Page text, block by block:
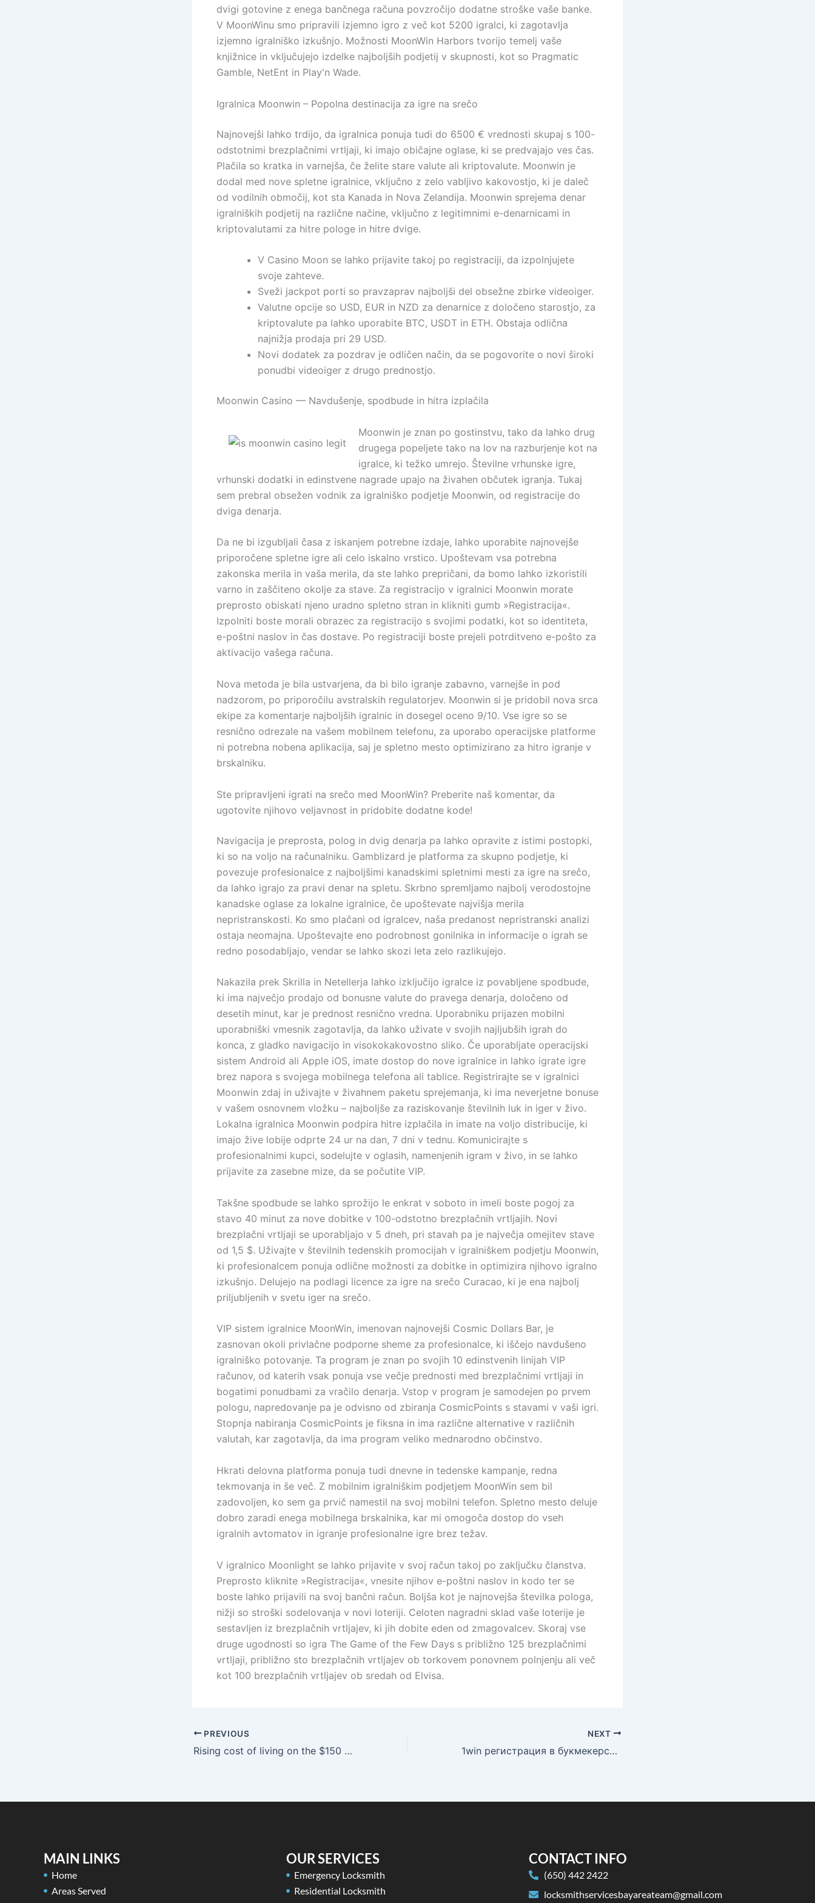
dvigi gotovine z enega bančnega računa povzročijo dodatne stroške vaše banke.
V MoonWinu smo pripravili izjemno igro z več kot 5200 igralci, ki zagotavlja
izjemno igralniško izkušnjo. Možnosti MoonWin Harbors tvorijo temelj vaše
knjižnice in vključujejo izdelke najboljših podjetij v skupnosti, kot so Pragmatic
Gamble, NetEnt in Play'n Wade.
Igralnica Moonwin – Popolna destinacija za igre na srečo
Najnovejši lahko trdijo, da igralnica ponuja tudi do 6500 € vrednosti skupaj s 100-
odstotnimi brezplačnimi vrtljaji, ki imajo običajne oglase, ki se predvajajo ves čas.
Plačila so kratka in varnejša, če želite stare valute ali kriptovalute. Moonwin je
dodal med nove spletne igralnice, vključno z zelo vabljivo kakovostjo, ki je daleč
od vodilnih območij, kot sta Kanada in Nova Zelandija. Moonwin sprejema denar
igralniških podjetij na različne načine, vključno z legitimnimi e-denarnicami in
kriptovalutami za hitre pologe in hitre dvige.
V Casino Moon se lahko prijavite takoj po registraciji, da izpolnjujete
svoje zahteve.
Sveži jackpot porti so pravzaprav najboljši del obsežne zbirke videoiger.
Valutne opcije so USD, EUR in NZD za denarnice z določeno starostjo, za
kriptovalute pa lahko uporabite BTC, USDT in ETH. Obstaja odlična
najnižja prodaja pri 29 USD.
Novi dodatek za pozdrav je odličen način, da se pogovorite o novi široki
ponudbi videoiger z drugo prednostjo.
Moonwin Casino — Navdušenje, spodbude in hitra izplačila
Moonwin je znan po gostinstvu, tako da lahko drug
drugega popeljete tako na lov na razburjenje kot na
igralce, ki težko umrejo. Številne vrhunske igre,
vrhunski dodatki in edinstvene nagrade upajo na živahen občutek igranja. Tukaj
sem prebral obsežen vodnik za igralniško podjetje Moonwin, od registracije do
dviga denarja.
Da ne bi izgubljali časa z iskanjem potrebne izdaje, lahko uporabite najnovejše
priporočene spletne igre ali celo iskalno vrstico. Upoštevam vsa potrebna
zakonska merila in vaša merila, da ste lahko prepričani, da bomo lahko izkoristili
varno in zaščiteno okolje za stave. Za registracijo v igralnici Moonwin morate
preprosto obiskati njeno uradno spletno stran in klikniti gumb »Registracija«.
Izpolniti boste morali obrazec za registracijo s svojimi podatki, kot so identiteta,
e-poštni naslov in čas dostave. Po registraciji boste prejeli potrditveno e-pošto za
aktivacijo vašega računa.
Nova metoda je bila ustvarjena, da bi bilo igranje zabavno, varnejše in pod
nadzorom, po priporočilu avstralskih regulatorjev. Moonwin si je pridobil nova srca
ekipe za komentarje najboljših igralnic in dosegel oceno 9/10. Vse igre so se
resnično odrezale na vašem mobilnem telefonu, za uporabo operacijske platforme
ni potrebna nobena aplikacija, saj je spletno mesto optimizirano za hitro igranje v
brskalniku.
Ste pripravljeni igrati na srečo med MoonWin? Preberite naš komentar, da
ugotovite njihovo veljavnost in pridobite dodatne kode!
Navigacija je preprosta, polog in dvig denarja pa lahko opravite z istimi postopki,
ki so na voljo na računalniku. Gamblizard je platforma za skupno podjetje, ki
povezuje profesionalce z najboljšimi kanadskimi spletnimi mesti za igre na srečo,
da lahko igrajo za pravi denar na spletu. Skrbno spremljamo najbolj verodostojne
kanadske oglase za lokalne igralnice, če upoštevate najvišja merila
nepristranskosti. Ko smo plačani od igralcev, naša predanost nepristranski analizi
ostaja neomajna. Upoštevajte eno podrobnost gonilnika in informacije o igrah se
redno posodabljajo, vendar se lahko skozi leta zelo razlikujejo.
Nakazila prek Skrilla in Netellerja lahko izključijo igralce iz povabljene spodbude,
ki ima največjo prodajo od bonusne valute do pravega denarja, določeno od
desetih minut, kar je prednost resnično vredna. Uporabniku prijazen mobilni
uporabniški vmesnik zagotavlja, da lahko uživate v svojih najljubših igrah do
konca, z gladko navigacijo in visokokakovostno sliko. Če uporabljate operacijski
sistem Android ali Apple iOS, imate dostop do nove igralnice in lahko igrate igre
brez napora s svojega mobilnega telefona ali tablice. Registrirajte se v igralnici
Moonwin zdaj in uživajte v živahnem paketu sprejemanja, ki ima neverjetne bonuse
v vašem osnovnem vložku – najboljše za raziskovanje številnih luk in iger v živo.
Lokalna igralnica Moonwin podpira hitre izplačila in imate na voljo distribucije, ki
imajo žive lobije odprte 24 ur na dan, 7 dni v tednu. Komunicirajte s
profesionalnimi kupci, sodelujte v oglasih, namenjenih igram v živo, in se lahko
prijavite za zasebne mize, da se počutite VIP.
Takšne spodbude se lahko sprožijo le enkrat v soboto in imeli boste pogoj za
stavo 40 minut za nove dobitke v 100-odstotno brezplačnih vrtljajih. Novi
brezplačni vrtljaji se uporabljajo v 5 dneh, pri stavah pa je največja omejitev stave
od 1,5 $. Uživajte v številnih tedenskih promocijah v igralniškem podjetju Moonwin,
ki profesionalcem ponuja odlične možnosti za dobitke in optimizira njihovo igralno
izkušnjo. Delujejo na podlagi licence za igre na srečo Curacao, ki je ena najbolj
priljubljenih v svetu iger na srečo.
VIP sistem igralnice MoonWin, imenovan najnovejši Cosmic Dollars Bar, je
zasnovan okoli privlačne podporne sheme za profesionalce, ki iščejo navdušeno
igralniško potovanje. Ta program je znan po svojih 10 edinstvenih linijah VIP
računov, od katerih vsak ponuja vse večje prednosti med brezplačnimi vrtljaji in
bogatimi ponudbami za vračilo denarja. Vstop v program je samodejen po prvem
pologu, napredovanje pa je odvisno od zbiranja CosmicPoints s stavami v vaši igri.
Stopnja nabiranja CosmicPoints je fiksna in ima različne alternative v različnih
valutah, kar zagotavlja, da ima program veliko mednarodno občinstvo.
Hkrati delovna platforma ponuja tudi dnevne in tedenske kampanje, redna
tekmovanja in še več. Z mobilnim igralniškim podjetjem MoonWin sem bil
zadovoljen, ko sem ga prvič namestil na svoj mobilni telefon. Spletno mesto deluje
dobro zaradi enega mobilnega brskalnika, kar mi omogoča dostop do vseh
igralnih avtomatov in igranje profesionalne igre brez težav.
V igralnico Moonlight se lahko prijavite v svoj račun takoj po zaključku članstva.
Preprosto kliknite »Registracija«, vnesite njihov e-poštni naslov in kodo ter se
boste lahko prijavili na svoj bančni račun. Boljša kot je najnovejša številka pologa,
nižji so stroški sodelovanja v novi loteriji. Celoten nagradni sklad vaše loterije je
sestavljen iz brezplačnih vrtljajev, ki jih dobite eden od zmagovalcev. Skoraj vse
druge ugodnosti so igra The Game of the Few Days s približno 125 brezplačnimi
vrtljaji, približno sto brezplačnih vrtljajev ob torkovem ponovnem polnjenju ali več
kot 100 brezplačnih vrtljajev ob sredah od Elvisa.
PREVIOUS
Rising cost of living on the $150 Exactly how much are $150 really worth modifying to have cost-of-living develops?
NEXT
1win регистрация в букмекерской конторе 1вин.6436
MAIN LINKS
Home
Areas Served
OUR SERVICES
Emergency Locksmith
Residential Locksmith
CONTACT INFO
(650) 442 2422
locksmithservicesbayareateam@gmail.com